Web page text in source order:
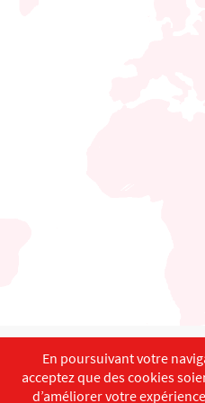
English
Copyright ©ISEC-AdW
En poursuivant votre
acceptez que des cookies
d’améliorer votre